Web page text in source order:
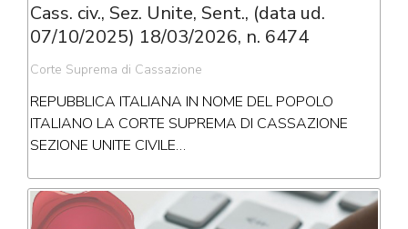
Cass. civ., Sez. Unite, Sent., (data ud.
07/10/2025) 18/03/2026, n. 6474
Corte Suprema di Cassazione
REPUBBLICA ITALIANA IN NOME DEL POPOLO
ITALIANO LA CORTE SUPREMA DI CASSAZIONE
SEZIONE UNITE CIVILE…